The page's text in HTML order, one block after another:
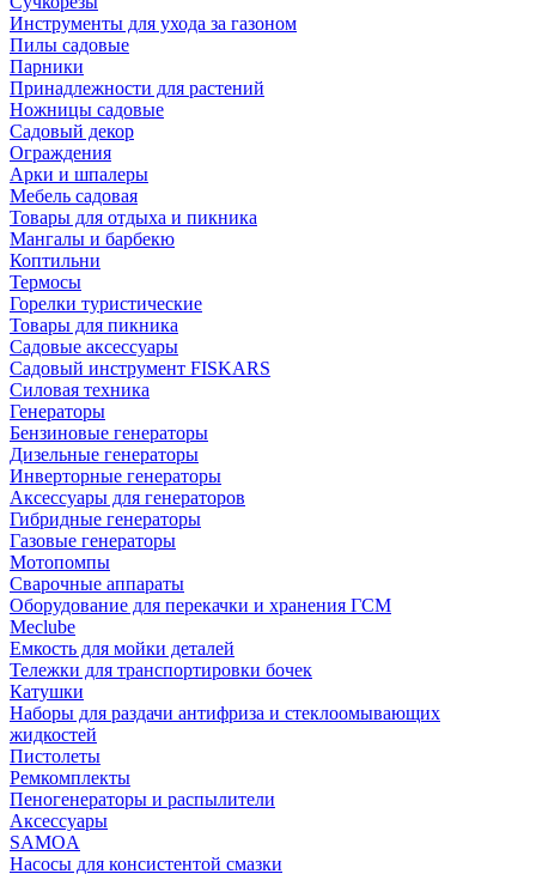
Инструменты для ухода за газоном
Пилы садовые
Парники
Принадлежности для растений
Ножницы садовые
Садовый декор
Ограждения
Арки и шпалеры
Мебель садовая
Товары для отдыха и пикника
Мангалы и барбекю
Коптильни
Термосы
Горелки туристические
Товары для пикника
Садовые аксессуары
Садовый инструмент FISKARS
Силовая техника
Генераторы
Бензиновые генераторы
Дизельные генераторы
Инверторные генераторы
Аксессуары для генераторов
Гибридные генераторы
Газовые генераторы
Мотопомпы
Сварочные аппараты
Оборудование для перекачки и хранения ГСМ
Meclube
Емкость для мойки деталей
Тележки для транспортировки бочек
Катушки
Наборы для раздачи антифриза и стеклоомывающих
жидкостей
Пистолеты
Ремкомплекты
Пеногенераторы и распылители
Аксессуары
SAMOA
Насосы для консистентой смазки